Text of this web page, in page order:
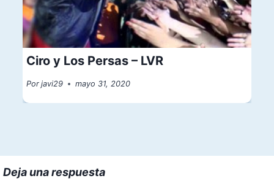
Ciro y Los Persas – LVR
Por javi29 mayo 31, 2020
Deja una respuesta